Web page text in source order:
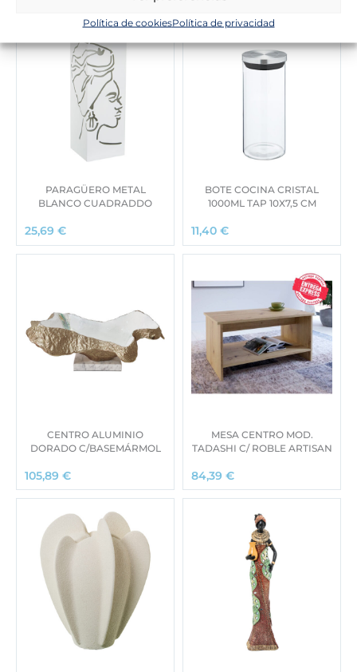
Política de cookiesPolítica de privacidad
PARAGÜERO METAL
BLANCO CUADRADDO
25,69 €
BOTE COCINA CRISTAL
1000ML TAP 10X7,5 CM
11,40 €
CENTRO ALUMINIO
DORADO C/BASEMÁRMOL
105,89 €
MESA CENTRO MOD.
TADASHI C/ ROBLE ARTISAN
84,39 €